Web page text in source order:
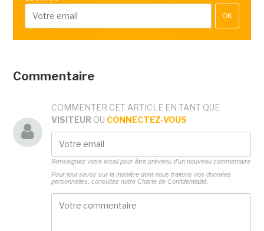
OK
Commentaire
COMMENTER CET ARTICLE EN TANT QUE
VISITEUR OU CONNECTEZ-VOUS
Renseignez votre email pour être prévenu d'un nouveau commentaire
Pour tout savoir sur la manière dont nous traitons vos données
personnelles, consultez notre Charte de Confidentialité.